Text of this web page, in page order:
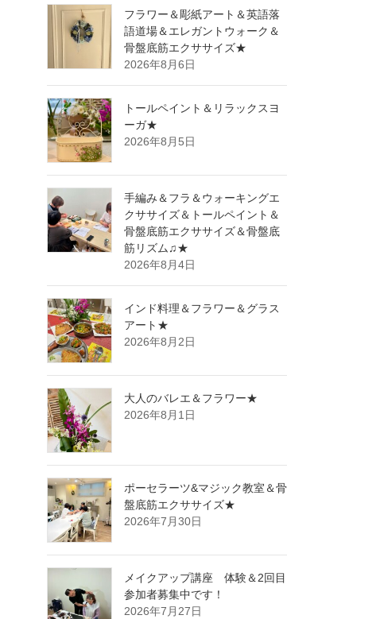
フラワー＆彫紙アート＆英語落
語道場＆エレガントウォーク＆
骨盤底筋エクササイズ★
2026年8月6日
トールペイント＆リラックスヨ
ーガ★
2026年8月5日
手編み＆フラ＆ウォーキングエ
クササイズ＆トールペイント＆
骨盤底筋エクササイズ＆骨盤底
筋リズム♫★
2026年8月4日
インド料理＆フラワー＆グラス
アート★
2026年8月2日
大人のバレエ＆フラワー★
2026年8月1日
ポーセラーツ&マジック教室＆骨
盤底筋エクササイズ★
2026年7月30日
メイクアップ講座 体験＆2回目
参加者募集中です！
2026年7月27日